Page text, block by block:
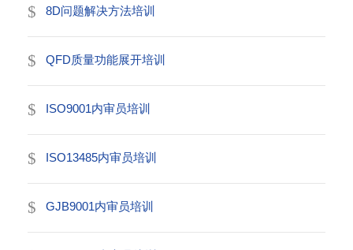
8D问题解决方法培训
QFD质量功能展开培训
ISO9001内审员培训
ISO13485内审员培训
GJB9001内审员培训